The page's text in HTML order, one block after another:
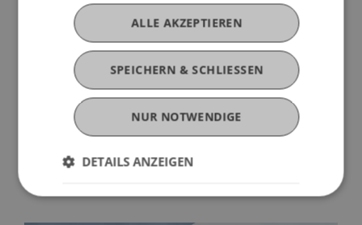
Die Universität freut sich auf die Impulse, die
Reem Almannai in Lehre und Forschung setzen
wird, und heisst sie herzlich willkommen.
Mehr News
SPEICHERN & SCHLIESSEN
ALLE AKZEPTIEREN
NUR NOTWENDIGE
DETAILS ANZEIGEN